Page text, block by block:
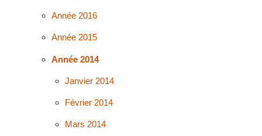
Année 2016
Année 2015
Année 2014
Janvier 2014
Février 2014
Mars 2014